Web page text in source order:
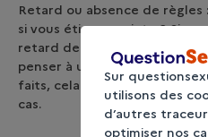
Retard ou absence de règles
si vous étiez enceinte ? Si un
retard de règles peut faire
penser à une grossesse, dans
faits, cela n’est pas toujours
cas.
Sur
utilisons des
d’autres
optimiser nos